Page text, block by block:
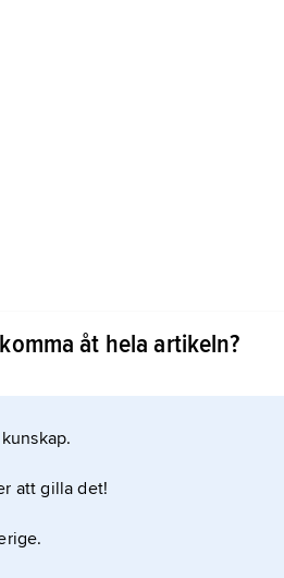
som troligen skrevs
under den svenska
åt hela artikeln?
att gilla det!